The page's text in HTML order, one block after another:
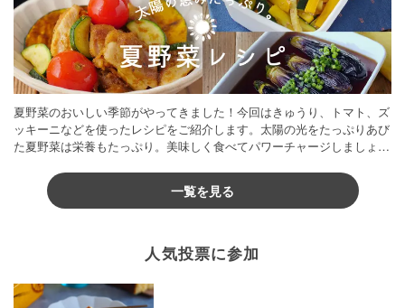
夏野菜のおいしい季節がやってきました！今回はきゅうり、トマト、ズ
ッキーニなどを使ったレシピをご紹介します。太陽の光をたっぷりあび
た夏野菜は栄養もたっぷり。美味しく食べてパワーチャージしましょう
一覧を見る
人気投票に参加